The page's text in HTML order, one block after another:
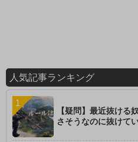
人気記事ランキング
【疑問】最近抜ける
さそうなのに抜けて